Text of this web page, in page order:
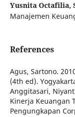
Yusnita Octafilia,
Manajemen
References
Agus, Sartono.
(4th ed).
Anggitasari,
Kinerja Keuangan
Pengungkapan